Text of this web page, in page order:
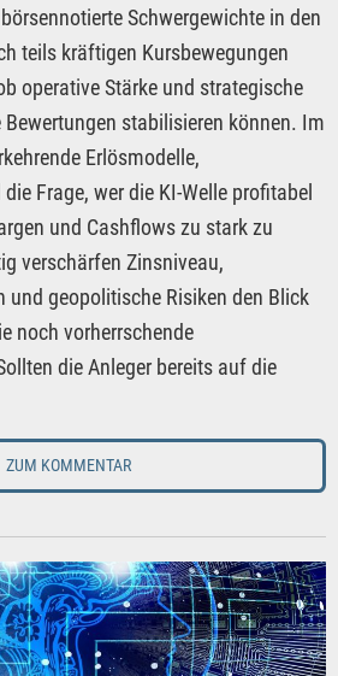
Schwergewichte in den
teils kräftigen Kursbewegungen
operative Stärke und strategische
stabilisieren können. Im
Erlösmodelle,
Frage, wer die KI-Welle profitabel
und Cashflows zu stark zu
verschärfen Zinsniveau,
und geopolitische Risiken den Blick
noch vorherrschende
die Anleger bereits auf die
ZUM KOMMENTAR